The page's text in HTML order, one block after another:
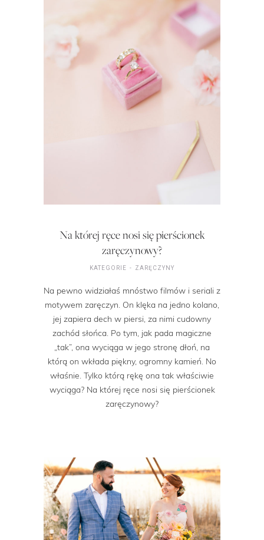
Na której ręce nosi się pierścionek
zaręczynowy?
KATEGORIE ZARĘCZYNY
Na pewno widziałaś mnóstwo filmów i seriali z
motywem zaręczyn. On klęka na jedno kolano,
jej zapiera dech w piersi, za nimi cudowny
zachód słońca. Po tym, jak pada magiczne
„tak”, ona wyciąga w jego stronę dłoń, na
którą on wkłada piękny, ogromny kamień. No
właśnie. Tylko którą rękę ona tak właściwie
wyciąga? Na której ręce nosi się pierścionek
zaręczynowy?